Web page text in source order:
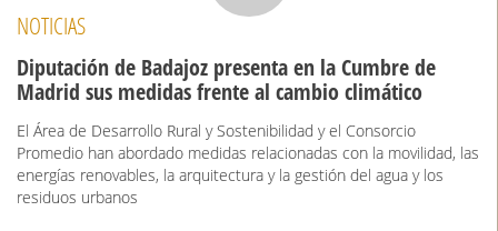
NOTICIAS
Diputación de Badajoz presenta en la Cumbre de
Madrid sus medidas frente al cambio climático
El Área de Desarrollo Rural y Sostenibilidad y el Consorcio
Promedio han abordado medidas relacionadas con la movilidad, las
energías renovables, la arquitectura y la gestión del agua y los
residuos urbanos